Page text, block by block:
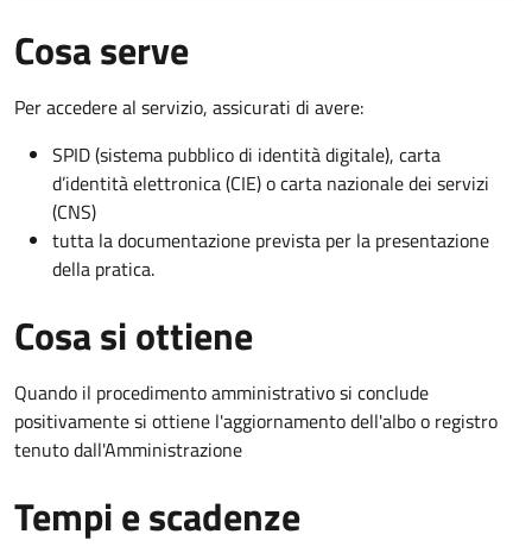
Cosa serve
Per accedere al servizio, assicurati di avere:
SPID (sistema pubblico di identità digitale), carta
d’identità elettronica (CIE) o carta nazionale dei servizi
(CNS)
tutta la documentazione prevista per la presentazione
della pratica.
Cosa si ottiene
Quando il procedimento amministrativo si conclude
positivamente si ottiene l'aggiornamento dell'albo o registro
tenuto dall'Amministrazione
Tempi e scadenze